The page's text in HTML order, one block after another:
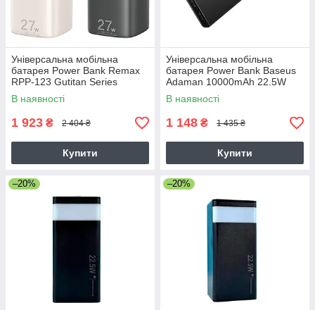
Універсальна мобільна
батарея Power Bank Remax
RPP-123 Gutitan Series
60000mAh PD27W+QC22.5W
(з ліхтарем)
В наявності
1 923 ₴ 2 404 ₴
Купити
Універсальна мобільна
батарея Power Bank Baseus
Adaman 10000mAh 22.5W
Digital Display
В наявності
1 148 ₴ 1 435 ₴
Купити
–20% –20%